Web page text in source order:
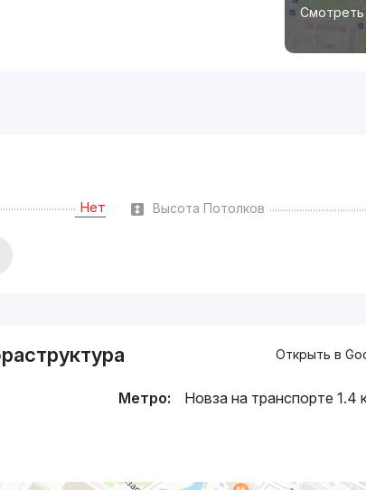
Смотреть
Нет Высота Потолков
Открыть в
Метро: Новза на транспорте 1.4